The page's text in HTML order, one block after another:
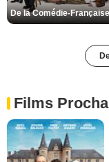
Films